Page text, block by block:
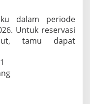
dalam periode
Untuk reservasi
tamu dapat